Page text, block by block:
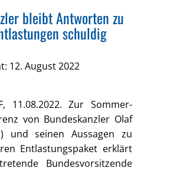
bleibt Antworten zu
schuldig
12. August 2022
11.08.2022. Zur Sommer-
von Bundeskanzler Olaf
und seinen Aussagen zu
Entlastungspaket erklärt
Bundesvorsitzende